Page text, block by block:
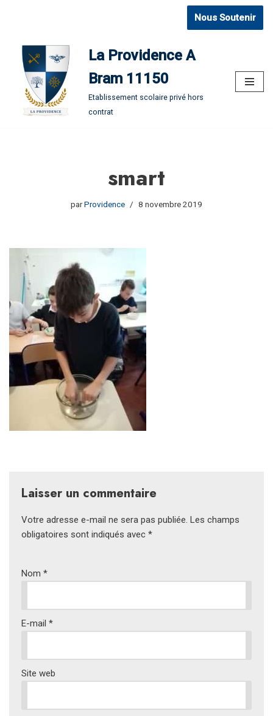
contenu
Nous Soutenir
La Providence A
Bram 11150
Etablissement scolaire privé hors
contrat
smart
parProvidence 8 novembre 2019
Laisser un commentaire
Votre adresse e-mail ne sera pas publiée. Les champs
obligatoires sont indiqués avec *
Nom *
E-mail *
Site web